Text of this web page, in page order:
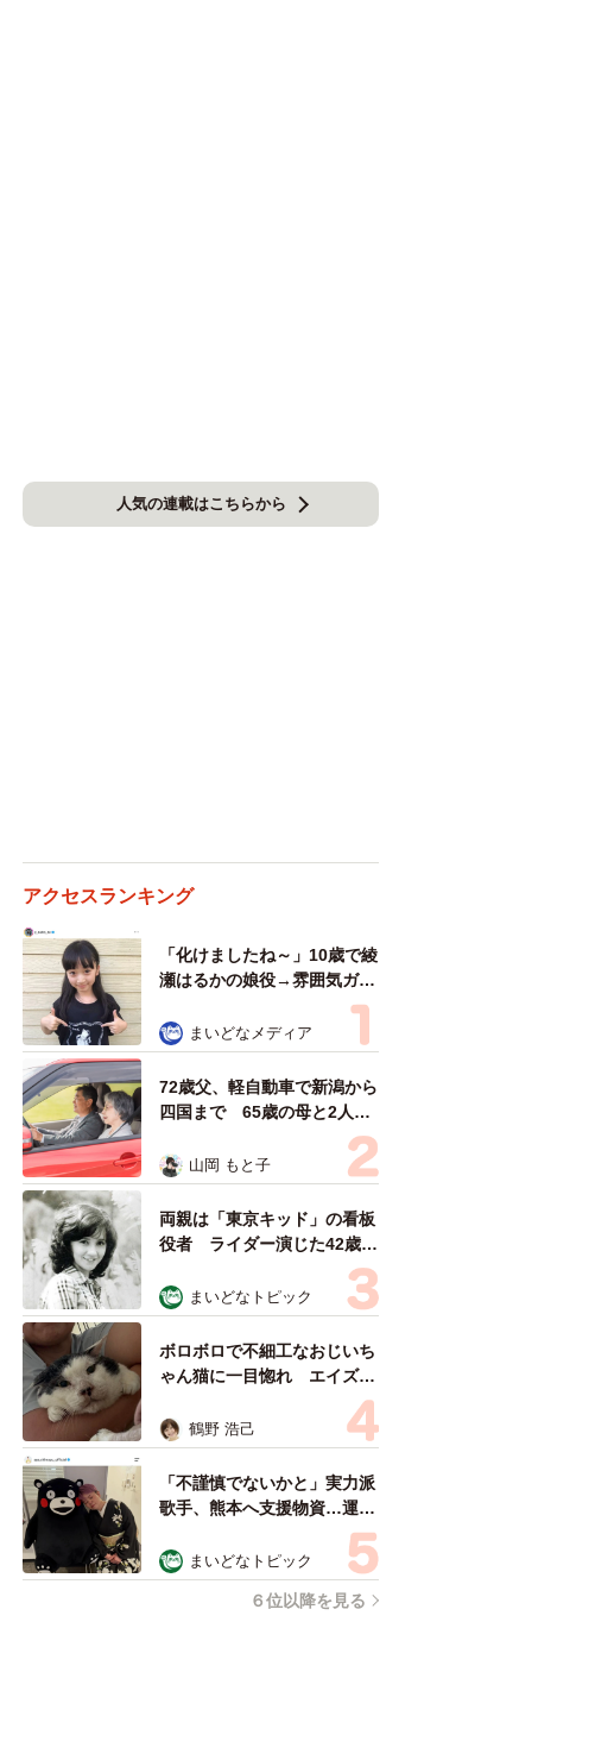
人気の連載はこちらから
アクセスランキング
「化けましたね～」10歳で綾
瀬はるかの娘役→雰囲気ガラ
リの18歳に成長 「メイクで
雰囲気が」「宝塚に入れそ
う」
まいどなメディア
72歳父、軽自動車で新潟から
四国まで 65歳の母と2人で
3泊4日の旅 パーキングの休
憩まで分刻み… 「大学生で
も組まねえよ！」
山岡 もと子
両親は「東京キッド」の看板
役者 ライダー演じた42歳元
俳優が再婚妻との「ウエディ
ングフォト」計画を明言
「センスあるカメラマン求
む」
まいどなトピック
ボロボロで不細工なおじいち
ゃん猫に一目惚れ エイズだ
し手がかかるけど…おうちで
暮らすと「おじ猫」だって可
愛くなったよ！
鶴野 浩己
「不謹慎でないかと」実力派
歌手、熊本へ支援物資…運搬
トラックの車体デザインにた
めらい 「痛いほど伝わる」
「行動され立派」
まいどなトピック
６位以降を見る